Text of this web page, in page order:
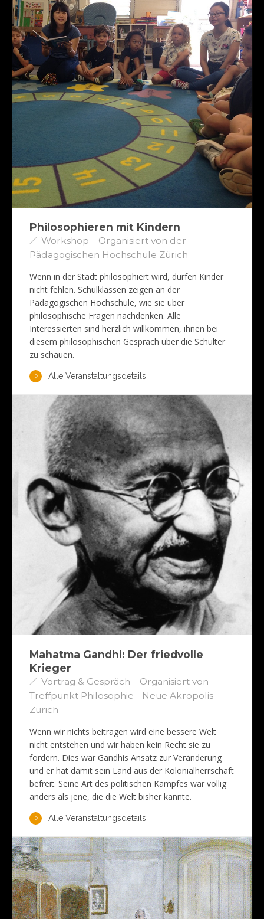
Philosophieren mit Kindern
Workshop – Organisiert von der
Pädagogischen Hochschule Zürich
Wenn in der Stadt philosophiert wird, dürfen Kinder
nicht fehlen. Schulklassen zeigen an der
Pädagogischen Hochschule, wie sie über
philosophische Fragen nachdenken. Alle
Interessierten sind herzlich willkommen, ihnen bei
diesem philosophischen Gespräch über die Schulter
zu schauen.
Alle Veranstaltungsdetails
Mahatma Gandhi: Der friedvolle
Krieger
Vortrag & Gespräch – Organisiert von
Treffpunkt Philosophie - Neue Akropolis
Zürich
Wenn wir nichts beitragen wird eine bessere Welt
nicht entstehen und wir haben kein Recht sie zu
fordern. Dies war Gandhis Ansatz zur Veränderung
und er hat damit sein Land aus der Kolonialherrschaft
befreit. Seine Art des politischen Kampfes war völlig
anders als jene, die die Welt bisher kannte.
Alle Veranstaltungsdetails